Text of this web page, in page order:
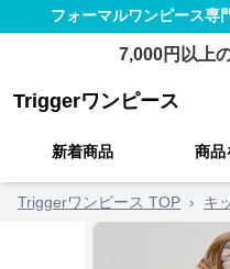
フォーマルワンピース専
7,000円以上
Triggerワンピース
新着商品 商品
Triggerワンピース TOP › キ